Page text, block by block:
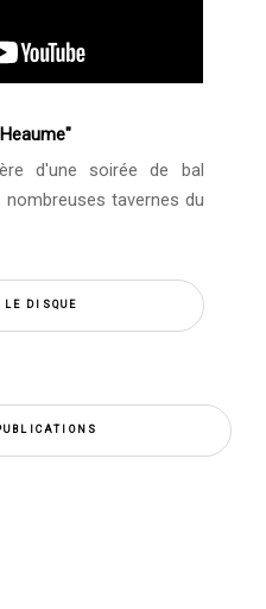
d'une soirée de bal
tavernes du
LE DISQUE